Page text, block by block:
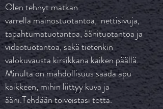
Olen tehnyt matkan
varrella mainostuotantoa, nettisivuja,
tapahtumatuotantoa, äänituotantoa ja
videotuotantoa, sekä tietenkin
valokuvausta kirsikkana kaiken päällä.
Minulta on mahdollisuus saada apu
kaikkeen, mihin liittyy kuva ja
ääni.Tehdään toiveistasi totta.